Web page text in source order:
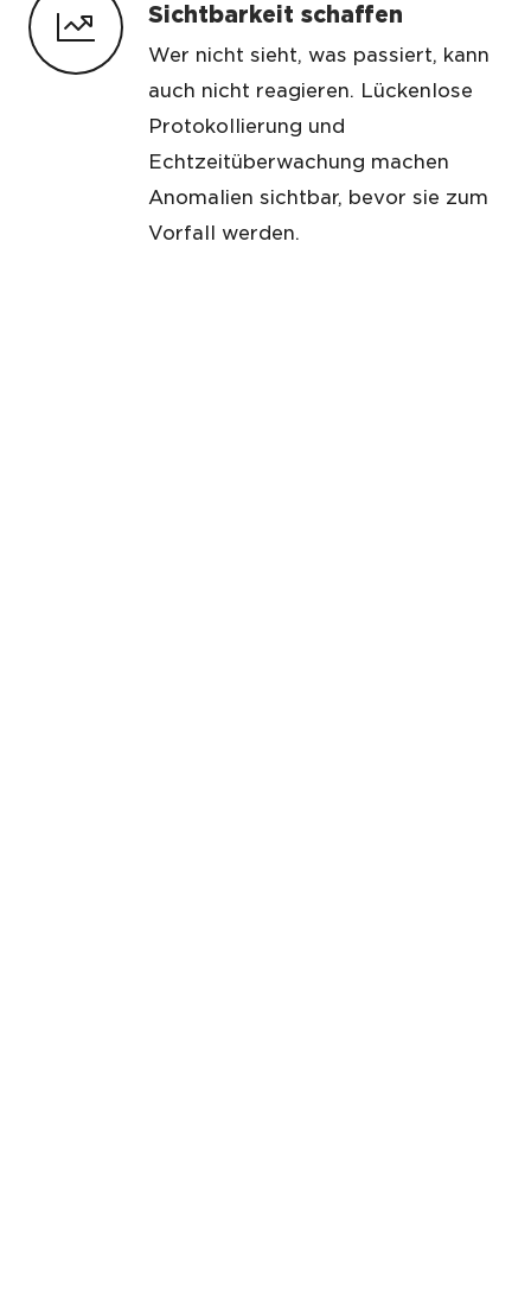
Sichtbarkeit schaffen
Wer nicht sieht, was passiert, kann
auch nicht reagieren. Lückenlose
Protokollierung und
Echtzeitüberwachung machen
Anomalien sichtbar, bevor sie zum
Vorfall werden.